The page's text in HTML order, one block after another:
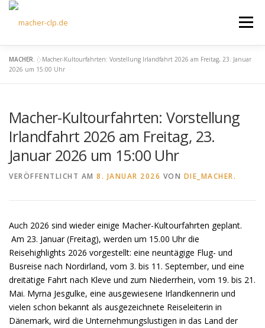
Zum
springen
Menü
ÜBER UNS
TERMINE ANGEBOTE FÖRDERVEREIN
KONTAKT
MACHER. »Macher-Kultourfahrten: Vorstellung Irlandfahrt 2026 am Freitag, 23. Januar
2026 um 15:00 Uhr
Macher-Kultourfahrten: Vorstellung
Irlandfahrt 2026 am Freitag, 23.
Januar 2026 um 15:00 Uhr
VERÖFFENTLICHT AM 8. JANUAR 2026 VON DIE_MACHER.
Auch 2026 sind wieder einige Macher-Kultourfahrten geplant.
Am 23. Januar (Freitag), werden um 15.00 Uhr die
Reisehighlights 2026 vorgestellt: eine neuntägige Flug- und
Busreise nach Nordirland, vom 3. bis 11. September, und eine
dreitätige Fahrt nach Kleve und zum Niederrhein, vom 19. bis 21.
Mai. Myrna Jesgulke, eine ausgewiesene Irlandkennerin und
vielen schon bekannt als ausgezeichnete Reiseleiterin in
Dänemark, wird die Unternehmungslustigen in das Land der